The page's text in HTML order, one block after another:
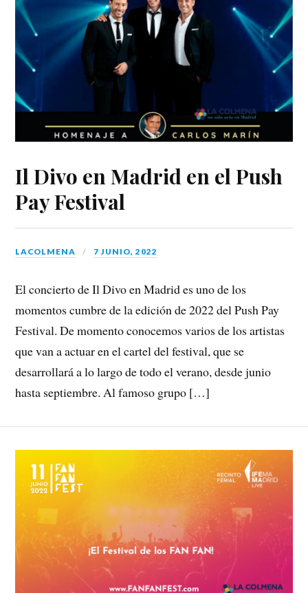
Il Divo en Madrid en el Push
Pay Festival
LACOLMENA 7 JUNIO, 2022
El concierto de Il Divo en Madrid es uno de los
momentos cumbre de la edición de 2022 del Push Pay
Festival. De momento conocemos varios de los artistas
que van a actuar en el cartel del festival, que se
desarrollará a lo largo de todo el verano, desde junio
hasta septiembre. Al famoso grupo […]